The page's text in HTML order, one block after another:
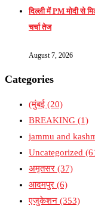
दिल्ली में PM मोदी से
चर्चा तेज
August 7, 2026
Categories
(मुंबई (20)
BREAKING (1)
jammu and
Uncategorized
अमृतसर (37)
आदमपुर (6)
एजुकेशन (353)